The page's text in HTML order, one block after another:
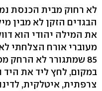
לא רחוק מבית הכנסת
הבגדים הזקן לא מבין
את המילה יהודי הוא
מעוברי אורח הצלחתי
85 שמתגורר לא הרחק
במקום, לחץ ליד את היד
צרפתית, איטלקית,